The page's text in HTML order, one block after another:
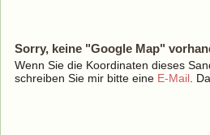
Sorry, keine "Google Map"
Wenn Sie die Koordinaten dieses
schreiben Sie mir bitte eine E-Mail .